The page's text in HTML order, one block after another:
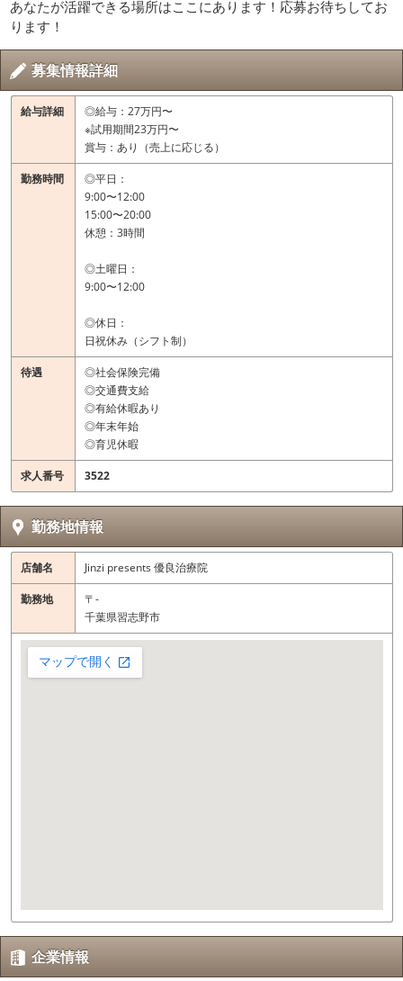
あなたが活躍できる場所はここにあります！応募お待ちしてお
ります！
募集情報詳細
給与詳細
◎給与：27万円〜
※試用期間23万円〜
賞与：あり（売上に応じる）
勤務時間
◎平日：
9:00〜12:00
15:00〜20:00
休憩：3時間
◎土曜日：
9:00〜12:00
◎休日：
日祝休み（シフト制）
待遇
◎社会保険完備
◎交通費支給
◎有給休暇あり
◎年末年始
◎育児休暇
求人番号 3522
勤務地情報
店舗名 Jinzi presents 優良治療院
勤務地
〒-
千葉県習志野市
企業情報